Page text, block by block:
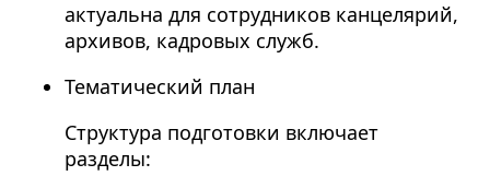
актуальна для сотрудников канцелярий,
архивов, кадровых служб.
Тематический план
Структура подготовки включает
разделы: